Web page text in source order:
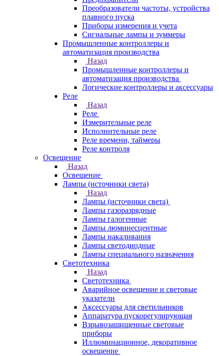
Преобразователи частоты, устройства
плавного пуска
Приборы измерения и учета
Сигнальные лампы и зуммеры
Промышленные контроллеры и
автоматизация производства
Назад
Промышленные контроллеры и
автоматизация производства
Логические контроллеры и аксессуары
Реле
Назад
Реле
Измерительные реле
Исполнительные реле
Реле времени, таймеры
Реле контроля
Освещение
Назад
Освещение
Лампы (источники света)
Назад
Лампы (источники света)
Лампы газоразрядные
Лампы галогенные
Лампы люминесцентные
Лампы накаливания
Лампы светодиодные
Лампы специального назначения
Светотехника
Назад
Светотехника
Аварийное освещение и световые
указатели
Аксессуары для светильников
Аппаратура пускорегулирующая
Взрывозащищенные световые
приборы
Иллюминационное, декоративное
освещение